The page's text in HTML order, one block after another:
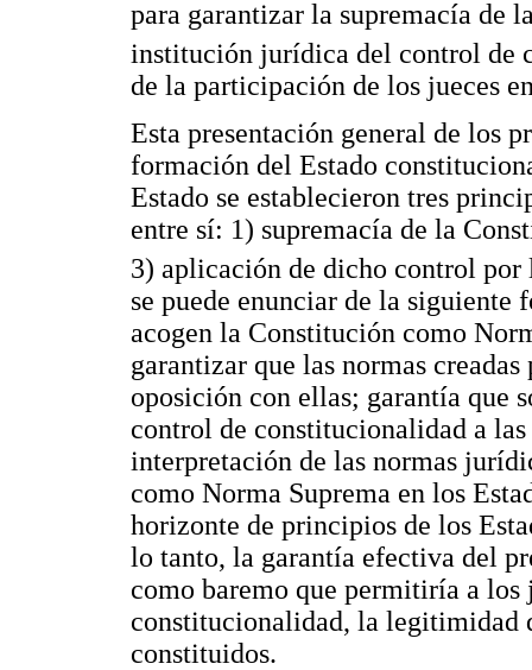
para garantizar la supremacía de
institución jurídica del control de
de la participación de los jueces
Esta presentación general de los
formación del Estado
Estado se establecieron tres
entre sí: 1) supremacía de la
3) aplicación de dicho control por
se puede enunciar de la siguiente
acogen la Constitución como
garantizar que las normas
oposición con ellas; garantía que
control de constitucionalidad a
interpretación de las normas
como Norma Suprema en los
horizonte de principios de los
lo tanto, la garantía efectiva del
como baremo que permitiría a
constitucionalidad, la legitimidad
constituidos.